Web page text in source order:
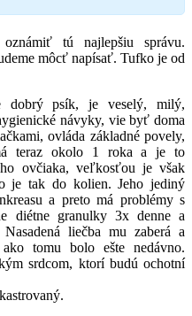
tú najlepšiu správu.
môcť napísať. Tufko je od
dobrý psík, je veselý, milý,
návyky, vie byť doma
ovláda základné povely,
teraz okolo 1 roka a je to
ovčiaka, veľkosťou je však
je tak do kolien. Jeho jediný
a preto má problémy s
diétne granulky 3x denne a
liečba mu zaberá a
tomu bolo ešte nedávno.
srdcom, ktorí budú ochotní